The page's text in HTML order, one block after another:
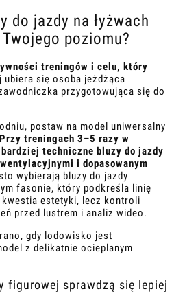
do jazdy na łyżwach
poziomu?
treningów i celu, który
ubiera się osoba jeżdżąca
przygotowująca się do
postaw na model uniwersalny
Przy treningach 3–5 razy w
techniczne bluzy do jazdy
i dopasowanym
wybierają bluzy do jazdy
fasonie, który podkreśla linię
estetyki, lecz kontroli
przed lustrem i analiz wideo.
gdy lodowisko jest
z delikatnie ocieplanym
figurowej sprawdzą się lepiej